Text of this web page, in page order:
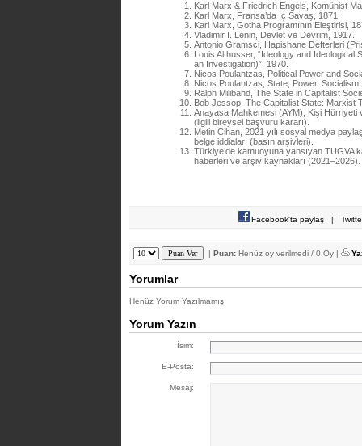
Karl Marx & Friedrich Engels, Komünist
Karl Marx, Fransa’da İç Savaş, 1871.
Karl Marx, Gotha Programının Eleştirisi,
Vladimir I. Lenin, Devlet ve Devrim, 1917.
Antonio Gramsci, Hapishane Defterleri
Louis Althusser, “Ideology and Ideological
an Investigation)”, 1970.
Nicos Poulantzas, Political Power and
Nicos Poulantzas, State, Power,
Ralph Miliband, The State in Capitalist
Bob Jessop, The Capitalist State: Marxist
Anayasa Mahkemesi (AYM), Kişi Hürriyeti
(ilgili bireysel başvuru kararı).
Metin Cihan, 2021 yılı sosyal medya
belge iddiaları (basın arşivleri).
Türkiye’de kamuoyuna yansıyan TUGVA
haberleri ve arşiv kaynakları (2021–2026).
Facebook'ta paylaş |
| Puan: Henüz oy verilmedi / 0 Oy |
Yorumlar
Henüz Yorum Yazılmamış
Yorum Yazın
İsim:
E-Posta:
Mesaj: